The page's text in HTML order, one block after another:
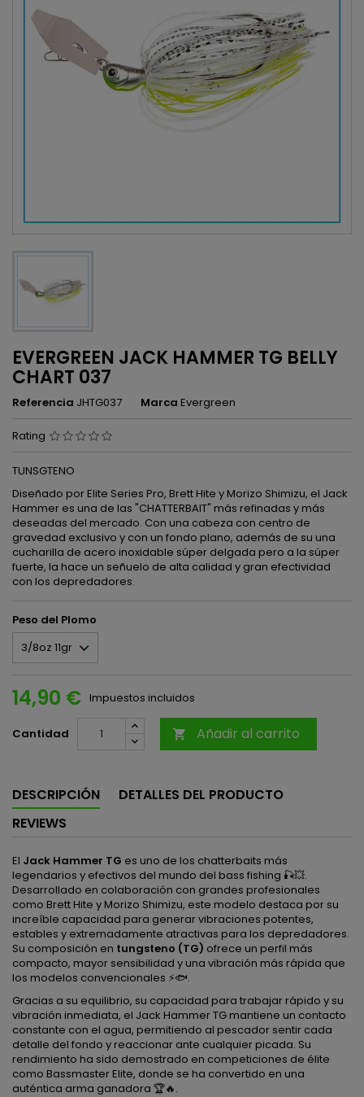
EVERGREEN JACK HAMMER TG BELLY
CHART 037
Referencia JHTG037 Marca Evergreen
Rating
TUNSGTENO
Diseñado por Elite Series Pro, Brett Hite y Morizo ​​Shimizu, el Jack
Hammer es una de las "CHATTERBAIT" más refinadas y más
deseadas del mercado. Con una cabeza con centro de
gravedad exclusivo y con un fondo plano, además de su una
cucharilla de acero inoxidable súper delgada pero a la súper
fuerte, la hace un señuelo de alta calidad y gran efectividad
con los depredadores.
Peso del Plomo
14,90 € Impuestos incluidos
Cantidad  Añadir al carrito
DESCRIPCIÓN
DETALLES DEL PRODUCTO
REVIEWS
El Jack Hammer TG es uno de los chatterbaits más
legendarios y efectivos del mundo del bass fishing 🎣💥.
Desarrollado en colaboración con grandes profesionales
como Brett Hite y Morizo Shimizu, este modelo destaca por su
increíble capacidad para generar vibraciones potentes,
estables y extremadamente atractivas para los depredadores.
Su composición en tungsteno (TG) ofrece un perfil más
compacto, mayor sensibilidad y una vibración más rápida que
los modelos convencionales ⚡🐟.
Gracias a su equilibrio, su capacidad para trabajar rápido y su
vibración inmediata, el Jack Hammer TG mantiene un contacto
constante con el agua, permitiendo al pescador sentir cada
detalle del fondo y reaccionar ante cualquier picada. Su
rendimiento ha sido demostrado en competiciones de élite
como Bassmaster Elite, donde se ha convertido en una
auténtica arma ganadora 🏆🔥.